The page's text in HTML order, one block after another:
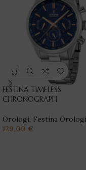
FESTINA TIMELESS
CHRONOGRAPH
Orologi, Festina Orologi
129,00 €